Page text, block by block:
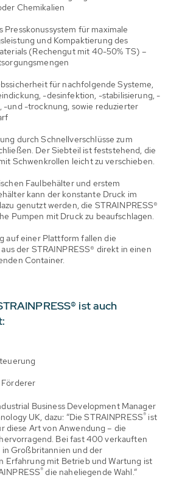
Chemikalien
Presskonussystem für maximale
und Kompaktierung des
(Rechengut mit 40-50% TS) –
für nachfolgende Systeme,
-desinfektion, -stabilisierung, -
-und -trocknung, sowie reduzierter
durch Schnellverschlüsse zum
Der Siebteil ist feststehend, die
Schwenkrollen leicht zu verschieben.
Faulbehälter und erstem
kann der konstante Druck im
genutzt werden, die STRAINPRESS®
Pumpen mit Druck zu beaufschlagen.
auf einer Plattform fallen die
der STRAINPRESS® direkt in einen
Container.
ist auch
Business Development Manager
UK, dazu: “Die STRAINPRESS® ist
diese Art von Anwendung – die
Bei fast 400 verkauften
in Großbritannien und der
Erfahrung mit Betrieb und Wartung ist
® die naheliegende Wahl.“